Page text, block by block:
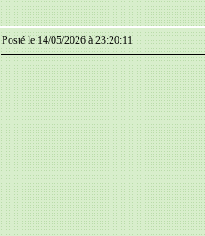
Posté le 14/05/2026 à 23:20:11